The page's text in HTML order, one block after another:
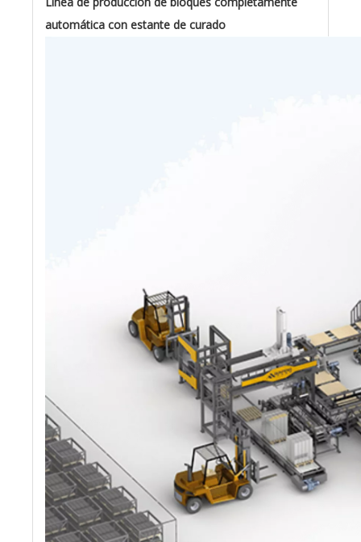
automática con estante de curado